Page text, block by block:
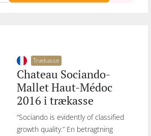
Trækasse
Chateau Sociando-
Mallet Haut-Médoc
2016 i trækasse
“Sociando is evidently of classified
growth quality.” En betragtning